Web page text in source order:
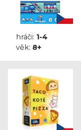
hráči: 1-4
věk: 8+